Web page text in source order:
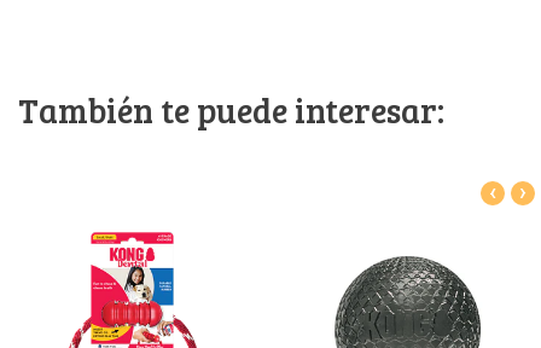
También te puede interesar:
‹ ›